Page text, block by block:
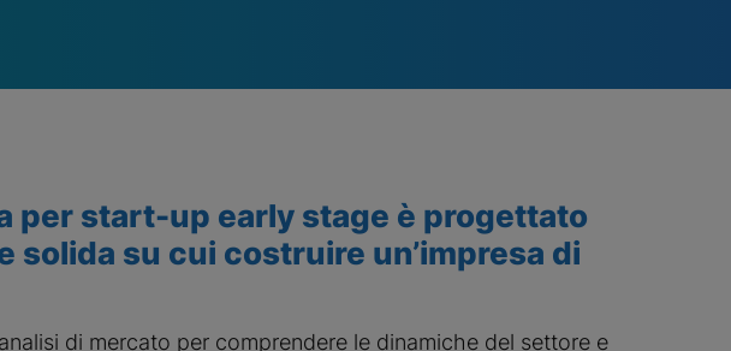
per start-up early stage è progettato
solida su cui costruire un’impresa di
di mercato per comprendere le dinamiche del settore e